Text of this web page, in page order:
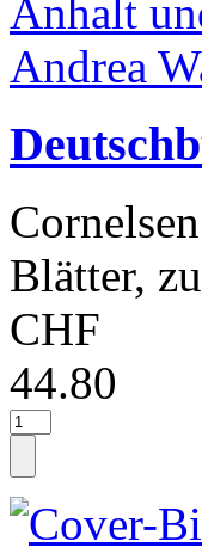
Blätter,
CHF
44.80